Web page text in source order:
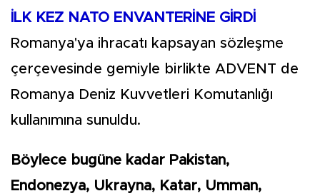
İLK KEZ NATO ENVANTERİNE GİRDİ
Romanya'ya ihracatı kapsayan sözleşme
çerçevesinde gemiyle birlikte ADVENT de
Romanya Deniz Kuvvetleri Komutanlığı
kullanımına sunuldu.
Böylece bugüne kadar Pakistan,
Endonezya, Ukrayna, Katar, Umman,